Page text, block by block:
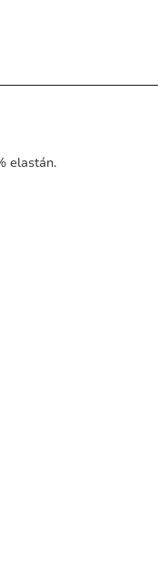
elastán.